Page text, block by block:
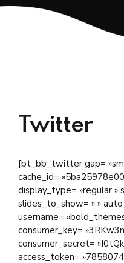
Twitter
[bt_bb_twitter gap=
cache_id=
display_type= »regular »
slides_to_show= » »
username=
consumer_key=
consumer_secret=
access_token=